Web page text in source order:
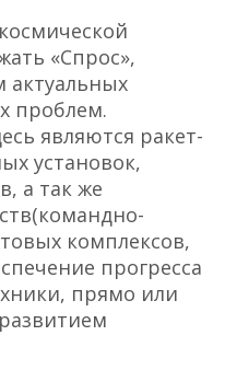
«Спрос»,
актуальных
проблем.
являются ракет-
установок,
а так же
комплексов,
прогресса
прямо или